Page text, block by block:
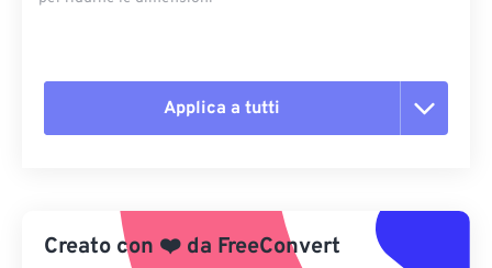
Applica a tutti
Applica da preimpostazione
Salva come predefinito
Creato con ❤️ da FreeConvert